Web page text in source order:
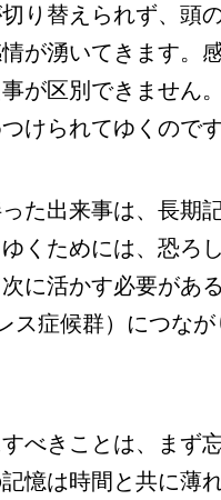
り替えられず、頭
が湧いてきます。
が区別できません
けられてゆくのです
た出来事は、長期
くためには、恐ろ
に活かす必要があ
ス症候群）につな
べきことは、まず
憶は時間と共に薄